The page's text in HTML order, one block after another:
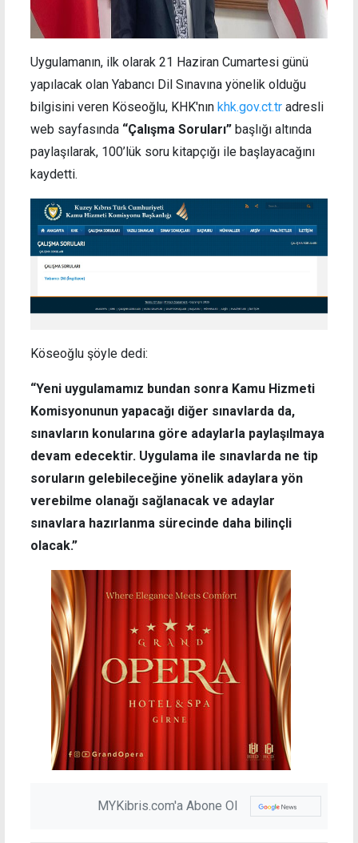
Uygulamanın, ilk olarak 21 Haziran Cumartesi günü
yapılacak olan Yabancı Dil Sınavına yönelik olduğu
bilgisini veren Köseoğlu, KHK'nın khk.gov.ct.tr adresli
web sayfasında “Çalışma Soruları” başlığı altında
paylaşılarak, 100’lük soru kitapçığı ile başlayacağını
kaydetti.
Köseoğlu şöyle dedi:
“Yeni uygulamamız bundan sonra Kamu Hizmeti
Komisyonunun yapacağı diğer sınavlarda da,
sınavların konularına göre adaylarla paylaşılmaya
devam edecektir. Uygulama ile sınavlarda ne tip
soruların gelebileceğine yönelik adaylara yön
verebilme olanağı sağlanacak ve adaylar
sınavlara hazırlanma sürecinde daha bilinçli
olacak.”
MYKibris.com'a Abone Ol